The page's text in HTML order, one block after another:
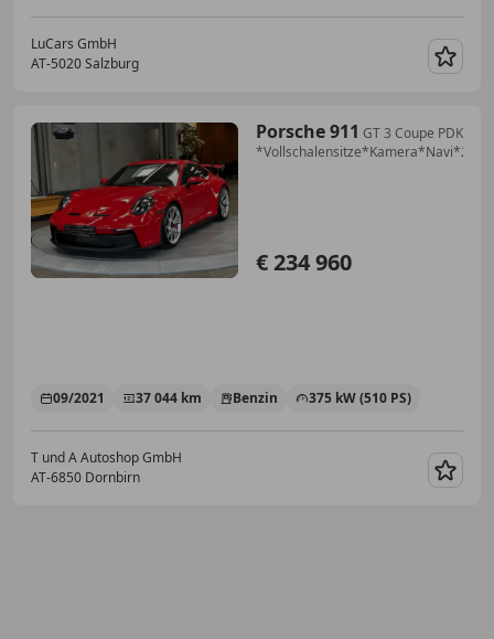
LuCars GmbH
AT-5020 Salzburg
Porsche 911 GT 3 Coupe PDK
*Vollschalensitze*Kamera*Navi*20Zol
€ 234 960
09/2021 37 044 km Benzin 375 kW (510 PS)
T und A Autoshop GmbH
AT-6850 Dornbirn